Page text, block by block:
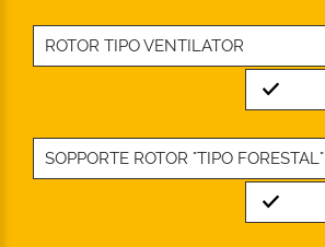
ROTOR TIPO VENTILATOR
Standard
SOPPORTE ROTOR "TIPO FORESTAL"
Standard